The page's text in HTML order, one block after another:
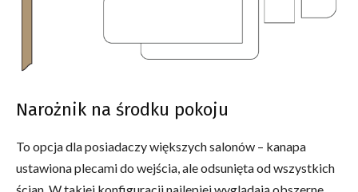
Narożnik na środku pokoju
To opcja dla posiadaczy większych salonów – kanapa
ustawiona plecami do wejścia, ale odsunięta od wszystkich